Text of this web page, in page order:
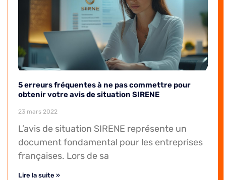
5 erreurs fréquentes à ne pas commettre pour
obtenir votre avis de situation SIRENE
23 mars 2022
L’avis de situation SIRENE représente un
document fondamental pour les entreprises
françaises. Lors de sa
Lire la suite »